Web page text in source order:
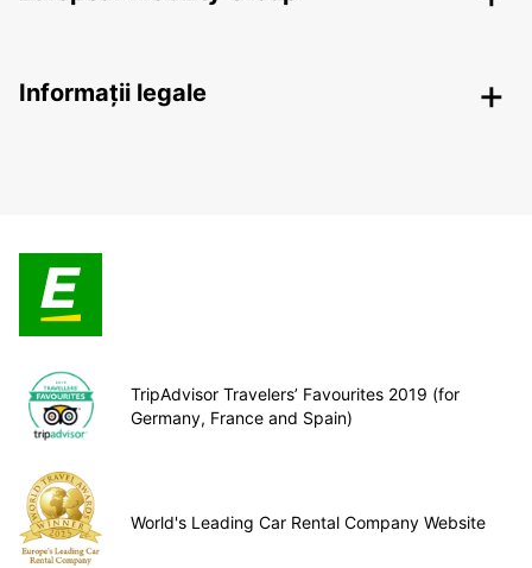
Informații legale
TripAdvisor Travelers’ Favourites 2019 (for
Germany, France and Spain)
World's Leading Car Rental Company Website